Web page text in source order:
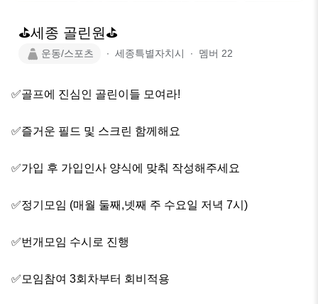
⛳️세종 골린원⛳️
운동/스포츠 ∙ 세종특별자치시 ∙ 멤버 22
✅골프에 진심인 골린이들 모여라!
✅즐거운 필드 및 스크린 함께해요
✅가입 후 가입인사 양식에 맞춰 작성해주세요
✅정기모임 (매월 둘째,넷째 주 수요일 저녁 7시)
✅번개모임 수시로 진행
✅모임참여 3회차부터 회비적용